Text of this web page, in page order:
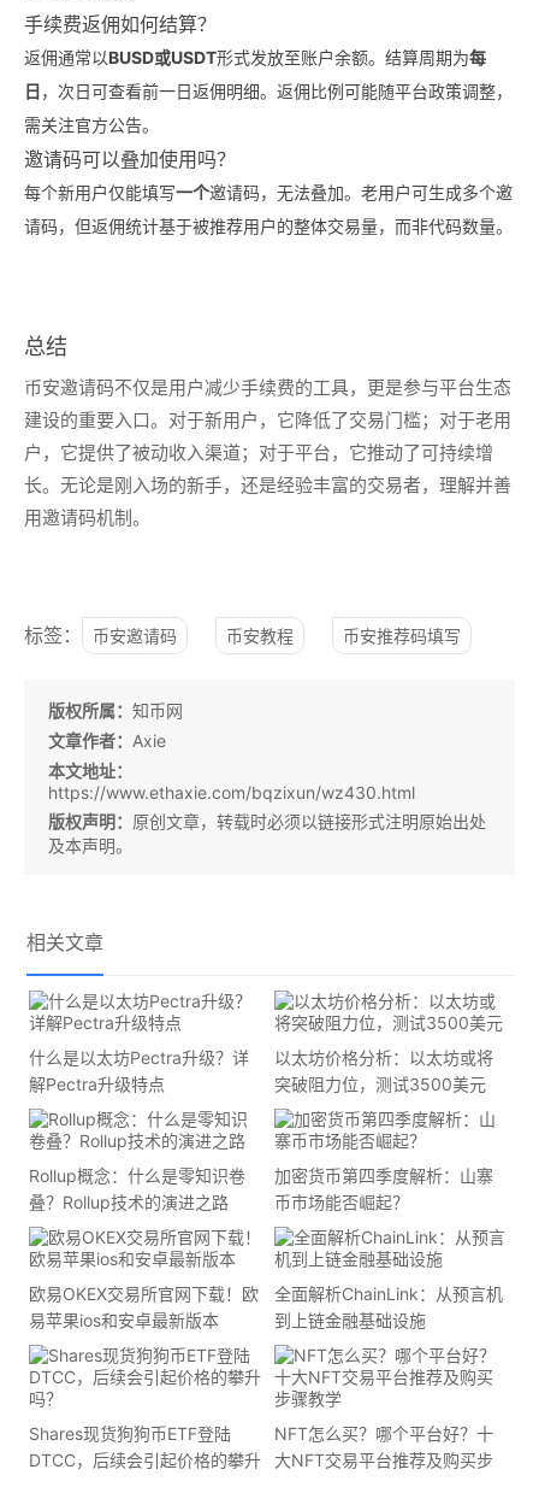
手续费返佣如何结算？
返佣通常以BUSD或USDT形式发放至账户余额。结算周期为每
日 ，次日可查看前一日返佣明细。返佣比例可能随平台政策调整，
需关注官方公告。
邀请码可以叠加使用吗？
每个新用户仅能填写一个邀请码，无法叠加。老用户可生成多个邀
请码，但返佣统计基于被推荐用户的整体交易量，而非代码数量。
总结
币安邀请码不仅是用户减少手续费的工具，更是参与平台生态
建设的重要入口。对于新用户，它降低了交易门槛；对于老用
户，它提供了被动收入渠道；对于平台，它推动了可持续增
长。无论是刚入场的新手，还是经验丰富的交易者，理解并善
用邀请码机制。
标签： 币安邀请码 币安教程 币安推荐码填写
版权所属： 知币网
文章作者： Axie
本文地址：
https://www.ethaxie.com/bqzixun/wz430.html
版权声明： 原创文章，转载时必须以链接形式注明原始出处
及本声明。
相关文章
什么是以太坊Pectra升级？详
解Pectra升级特点
以太坊价格分析：以太坊或将
突破阻力位，测试3500美元
Rollup概念：什么是零知识卷
叠？Rollup技术的演进之路
加密货币第四季度解析：山寨
币市场能否崛起？
欧易OKEX交易所官网下载！欧
易苹果ios和安卓最新版本
全面解析ChainLink：从预言机
到上链金融基础设施
Shares现货狗狗币ETF登陆
DTCC，后续会引起价格的攀升
NFT怎么买？哪个平台好？十
大NFT交易平台推荐及购买步